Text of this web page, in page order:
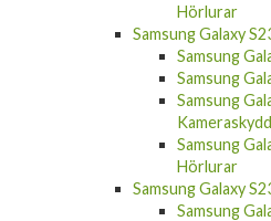
Hörlurar
Samsung Galaxy
Samsung
Samsung
Samsung
Kameraskydd
Samsung
Hörlurar
Samsung Galaxy
Samsung